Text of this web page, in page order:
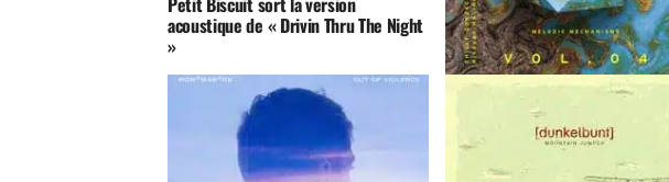
acoustique de « Drivin Thru The Night
»
Melodic
Mechanisms Vol. 04